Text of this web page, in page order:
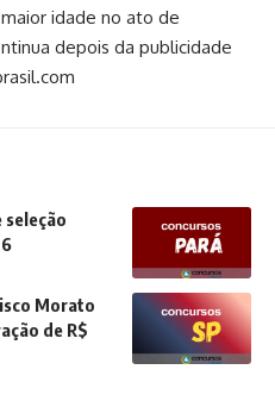
idade no ato de
depois da publicidade
Morato
de R$